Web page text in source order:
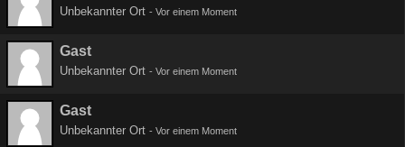
Unbekannter Ort - Vor einem Moment
Gast
Unbekannter Ort - Vor einem Moment
Gast
Unbekannter Ort - Vor einem Moment